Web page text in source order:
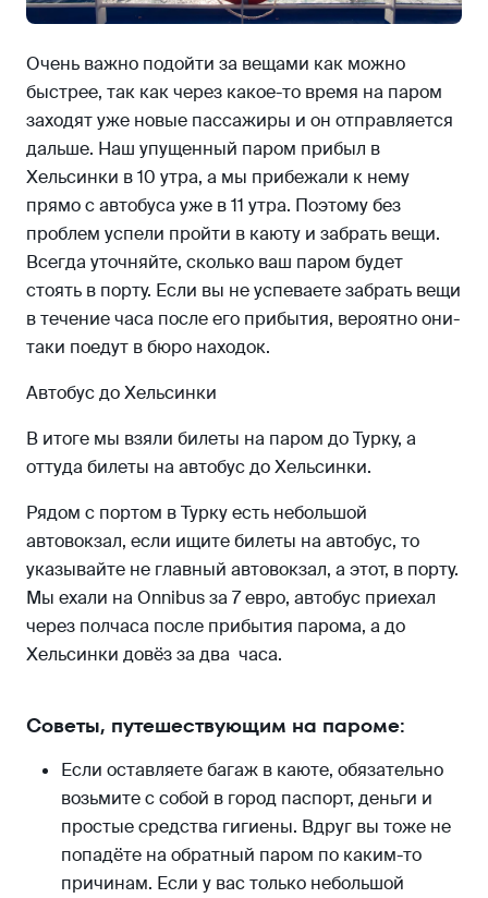
Очень важно подойти за вещами как можно
быстрее, так как через какое-то время на паром
заходят уже новые пассажиры и он отправляется
дальше. Наш упущенный паром прибыл в
Хельсинки в 10 утра, а мы прибежали к нему
прямо с автобуса уже в 11 утра. Поэтому без
проблем успели пройти в каюту и забрать вещи.
Всегда уточняйте, сколько ваш паром будет
стоять в порту. Если вы не успеваете забрать вещи
в течение часа после его прибытия, вероятно они-
таки поедут в бюро находок.
Автобус до Хельсинки
В итоге мы взяли билеты на паром до Турку, а
оттуда билеты на автобус до Хельсинки.
Рядом с портом в Турку есть небольшой
автовокзал, если ищите билеты на автобус, то
указывайте не главный автовокзал, а этот, в порту.
Мы ехали на Onnibus за 7 евро, автобус приехал
через полчаса после прибытия парома, а до
Хельсинки довёз за два часа.
Советы, путешествующим на пароме:
Если оставляете багаж в каюте, обязательно
возьмите с собой в город паспорт, деньги и
простые средства гигиены. Вдруг вы тоже не
попадёте на обратный паром по каким-то
причинам. Если у вас только небольшой